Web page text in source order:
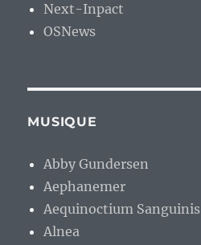
Next-Inpact
OSNews
MUSIQUE
Abby Gundersen
Aephanemer
Aequinoctium Sanguinis
Alnea